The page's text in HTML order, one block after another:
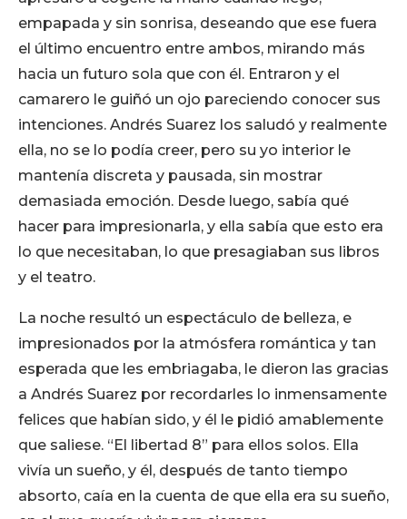
empapada y sin sonrisa, deseando que ese fuera
el último encuentro entre ambos, mirando más
hacia un futuro sola que con él. Entraron y el
camarero le guiñó un ojo pareciendo conocer sus
intenciones. Andrés Suarez los saludó y realmente
ella, no se lo podía creer, pero su yo interior le
mantenía discreta y pausada, sin mostrar
demasiada emoción. Desde luego, sabía qué
hacer para impresionarla, y ella sabía que esto era
lo que necesitaban, lo que presagiaban sus libros
y el teatro.
La noche resultó un espectáculo de belleza, e
impresionados por la atmósfera romántica y tan
esperada que les embriagaba, le dieron las gracias
a Andrés Suarez por recordarles lo inmensamente
felices que habían sido, y él le pidió amablemente
que saliese. “El libertad 8” para ellos solos. Ella
vivía un sueño, y él, después de tanto tiempo
absorto, caía en la cuenta de que ella era su sueño,